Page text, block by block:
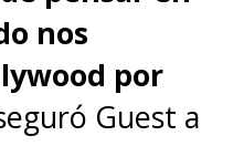
nos
por
Guest a